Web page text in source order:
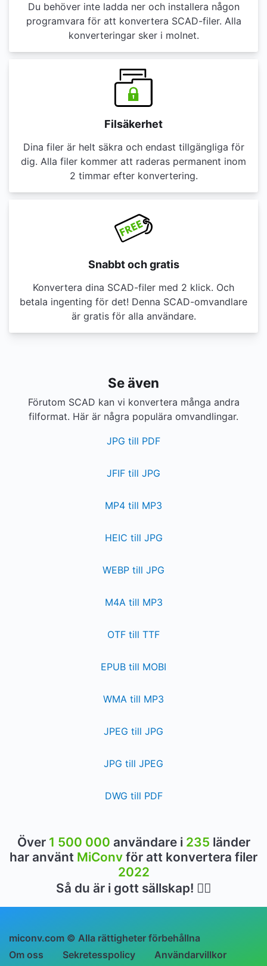
Du behöver inte ladda ner och installera någon
programvara för att konvertera SCAD-filer. Alla
konverteringar sker i molnet.
Filsäkerhet
Dina filer är helt säkra och endast tillgängliga för
dig. Alla filer kommer att raderas permanent inom
2 timmar efter konvertering.
Snabbt och gratis
Konvertera dina SCAD-filer med 2 klick. Och
betala ingenting för det! Denna SCAD-omvandlare
är gratis för alla användare.
Se även
Förutom SCAD kan vi konvertera många andra
filformat. Här är några populära omvandlingar.
JPG till PDF
JFIF till JPG
MP4 till MP3
HEIC till JPG
WEBP till JPG
M4A till MP3
OTF till TTF
EPUB till MOBI
WMA till MP3
JPEG till JPG
JPG till JPEG
DWG till PDF
Över 1 500 000 användare i 235 länder
har använt MiConv för att konvertera filer
2022
Så du är i gott sällskap! 👍🏻
miconv.com © Alla rättigheter förbehållna
Om oss
Sekretesspolicy Användarvillkor